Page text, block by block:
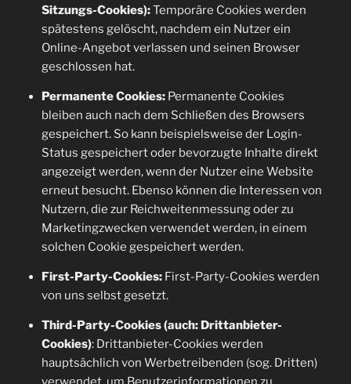
Sitzungs-Cookies):Temporäre Cookies werden
spätestens gelöscht, nachdem ein Nutzer ein
Online-Angebot verlassen und seinen Browser
geschlossen hat.
Permanente Cookies:Permanente Cookies
bleiben auch nach dem Schließen des Browsers
gespeichert. So kann beispielsweise der Login-
Status gespeichert oder bevorzugte Inhalte direkt
angezeigt werden, wenn der Nutzer eine Website
erneut besucht. Ebenso können die Interessen von
Nutzern, die zur Reichweitenmessung oder zu
Marketingzwecken verwendet werden, in einem
solchen Cookie gespeichert werden.
First-Party-Cookies:First-Party-Cookies werden
von uns selbst gesetzt.
Third-Party-Cookies (auch: Drittanbieter-
Cookies): Drittanbieter-Cookies werden
hauptsächlich von Werbetreibenden (sog. Dritten)